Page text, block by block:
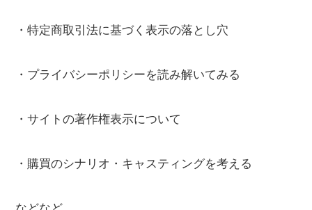
・特定商取引法に基づく表示の落とし穴
・プライバシーポリシーを読み解いてみる
・サイトの著作権表示について
・購買のシナリオ・キャスティングを考える